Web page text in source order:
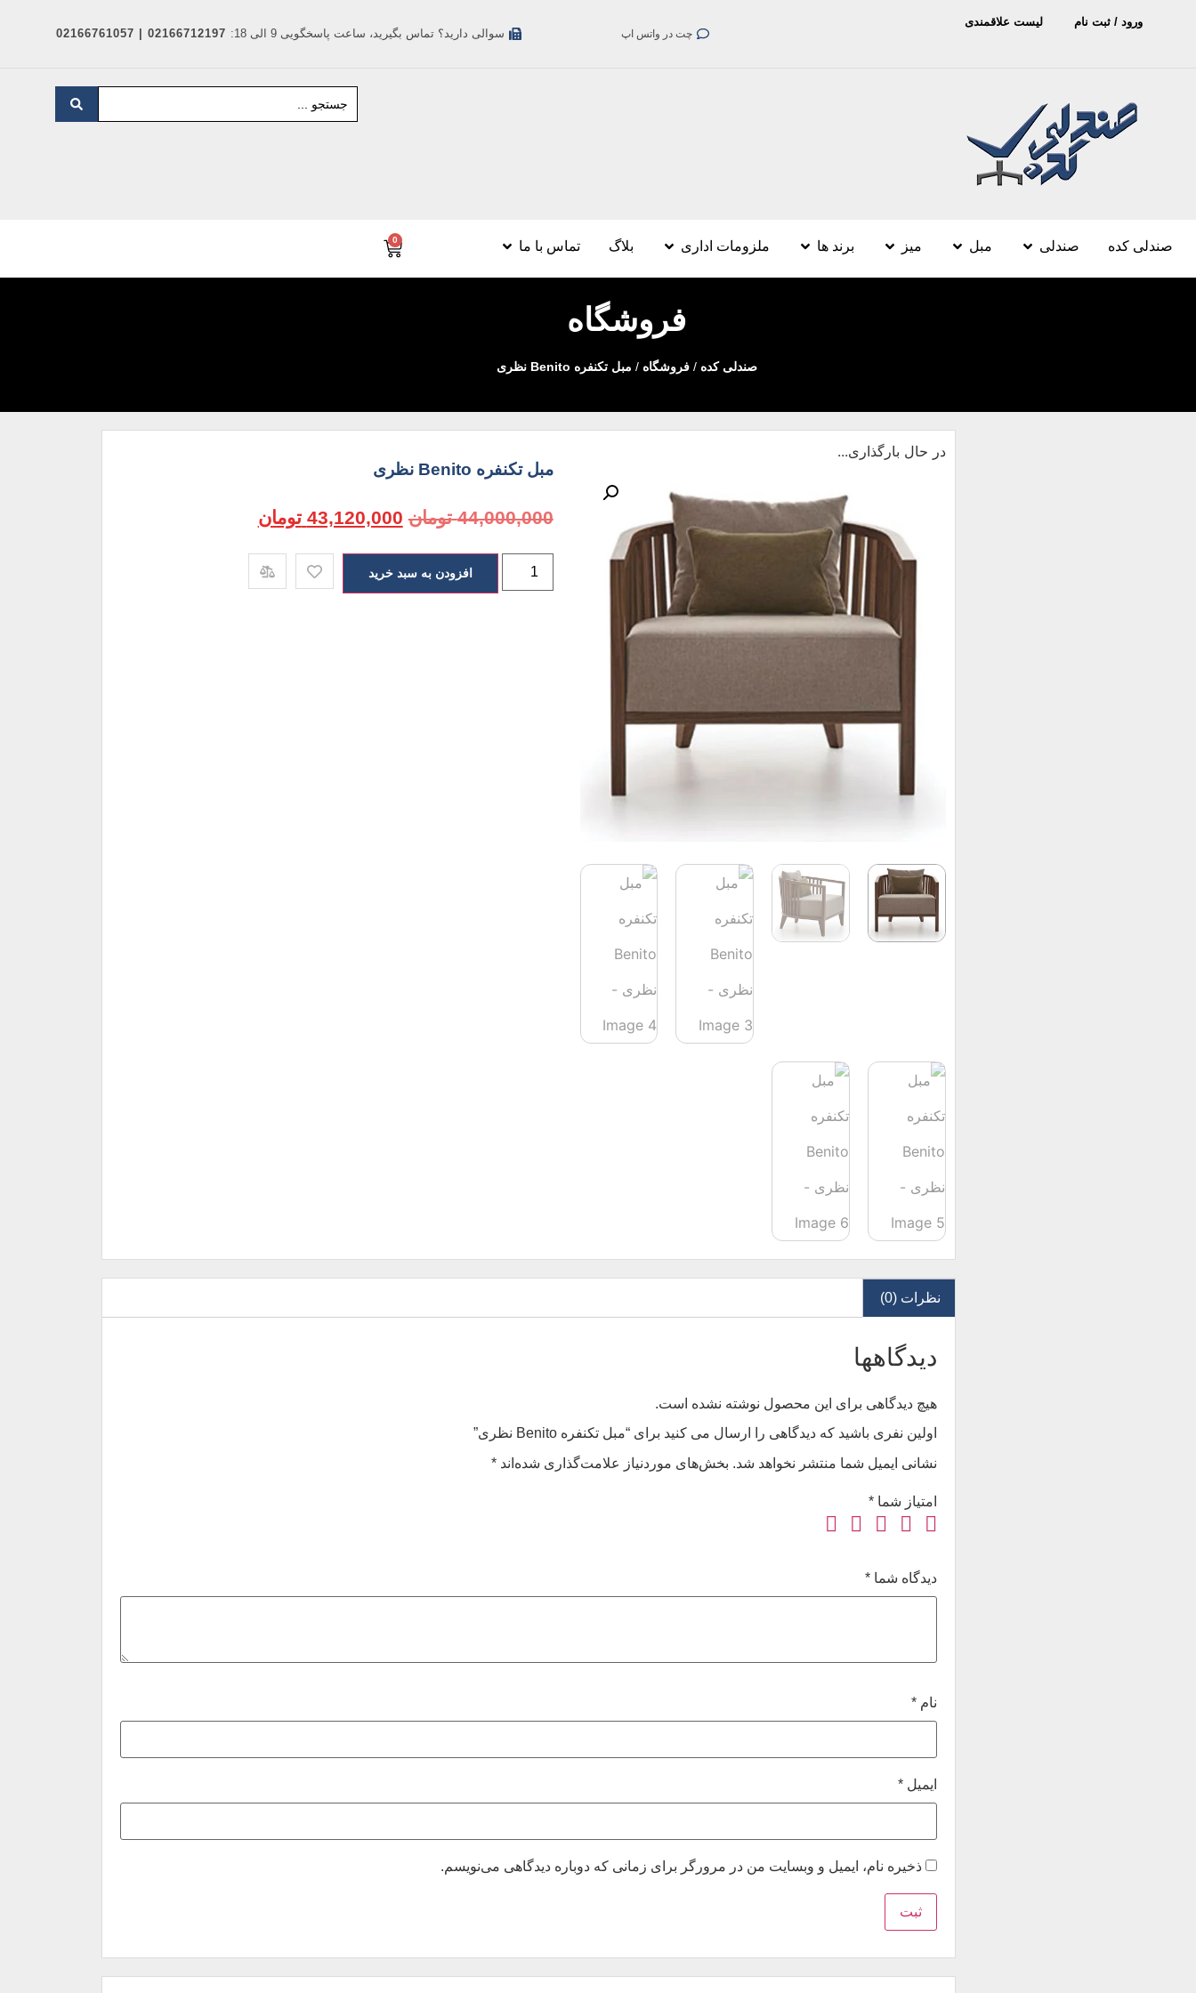
ورود / ثبت نام لیست علاقمندی
چت در واتس اپ سوالی دارید؟ تماس بگیرید، ساعت پاسخگویی 9 الی 18:
صندلی کده صندلی مبل میز برند ها ملزومات اداری بلاگ تماس با ما 0
فروشگاه
صندلی کده /فروشگاه / مبل تکنفره Benito نظری
در حال بارگذاری...
مبل تکنفره Benito نظری
44,000,000 تومان 43,120,000 تومان
افزودن به سبد خرید
نظرات (0)
دیدگاهها
هیچ دیدگاهی برای این محصول نوشته نشده است.
اولین نفری باشید که دیدگاهی را ارسال می کنید برای “مبل تکنفره Benito نظری”
نشانی ایمیل شما منتشر نخواهد شد. بخش‌های موردنیاز علامت‌گذاری شده‌اند*
امتیاز شما*
دیدگاه شما*
نام*
ایمیل*
ذخیره نام، ایمیل و وبسایت من در مرورگر برای زمانی که دوباره دیدگاهی می‌نویسم.